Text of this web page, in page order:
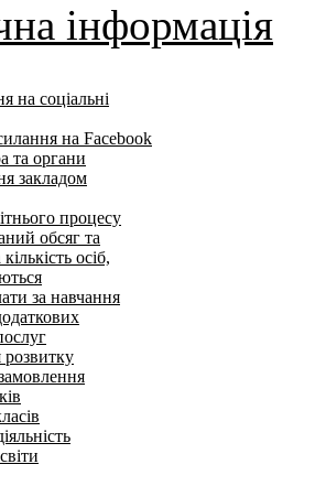
інформація
на соціальні
на Facebook
та органи
закладом
процесу
обсяг та
осіб,
за навчання
розвитку